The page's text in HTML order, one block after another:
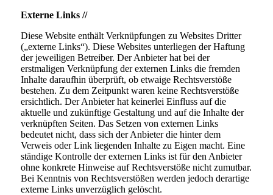
Externe Links //
Diese Website enthält Verknüpfungen zu Websites Dritter
(„externe Links“). Diese Websites unterliegen der Haftung
der jeweiligen Betreiber. Der Anbieter hat bei der
erstmaligen Verknüpfung der externen Links die fremden
Inhalte daraufhin überprüft, ob etwaige Rechtsverstöße
bestehen. Zu dem Zeitpunkt waren keine Rechtsverstöße
ersichtlich. Der Anbieter hat keinerlei Einfluss auf die
aktuelle und zukünftige Gestaltung und auf die Inhalte der
verknüpften Seiten. Das Setzen von externen Links
bedeutet nicht, dass sich der Anbieter die hinter dem
Verweis oder Link liegenden Inhalte zu Eigen macht. Eine
ständige Kontrolle der externen Links ist für den Anbieter
ohne konkrete Hinweise auf Rechtsverstöße nicht zumutbar.
Bei Kenntnis von Rechtsverstößen werden jedoch derartige
externe Links unverzüglich gelöscht.